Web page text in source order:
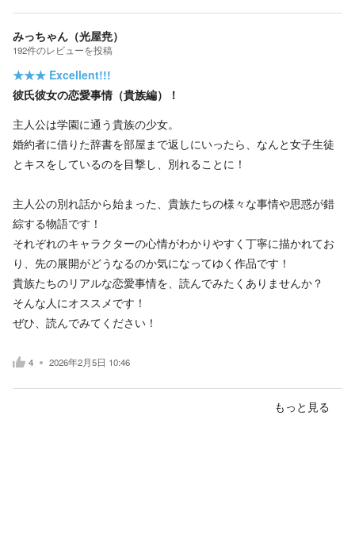
みっちゃん（光屋尭）
192件のレビューを投稿
★★★ Excellent!!!
彼氏彼女の恋愛事情（貴族編）！
主人公は学園に通う貴族の少女。
婚約者に借りた辞書を部屋まで返しにいったら、なんと女子生徒
とキスをしているのを目撃し、別れることに！
主人公の別れ話から始まった、貴族たちの様々な事情や思惑が錯
綜する物語です！
それぞれのキャラクターの心情がわかりやすく丁寧に描かれてお
り、先の展開がどうなるのか気になってゆく作品です！
貴族たちのリアルな恋愛事情を、読んでみたくありませんか？
そんな人にオススメです！
ぜひ、読んでみてください！
4 2026年2月5日 10:46
もっと見る